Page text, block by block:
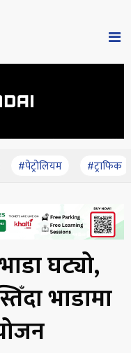
#पेट्रोलियम #ट्राफिक
घट्यो,
भाडामा